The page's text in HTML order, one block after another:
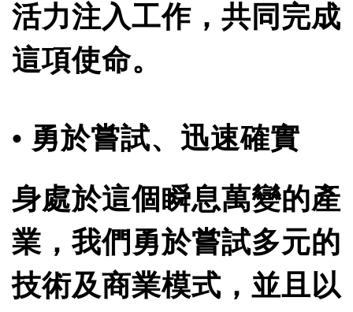
活力注入工作，共同完成
這項使命。
• 勇於嘗試、迅速確實
身處於這個瞬息萬變的產
業，我們勇於嘗試多元的
技術及商業模式，並且以